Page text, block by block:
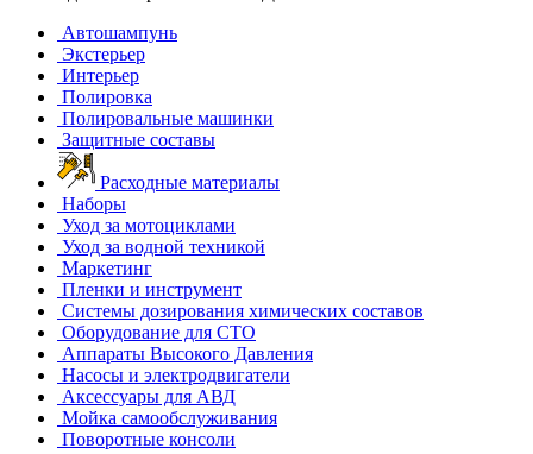
Автошампунь
Экстерьер
Интерьер
Полировка
Полировальные машинки
Защитные составы
Расходные материалы
Наборы
Уход за мотоциклами
Уход за водной техникой
Маркетинг
Пленки и инструмент
Системы дозирования химических составов
Оборудование для СТО
Аппараты Высокого Давления
Насосы и электродвигатели
Аксессуары для АВД
Мойка самообслуживания
Поворотные консоли